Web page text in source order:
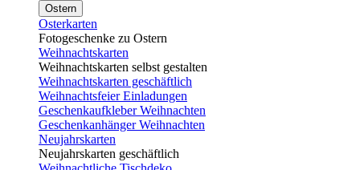
Ostern
Osterkarten
Fotogeschenke zu Ostern
Weihnachtskarten
Weihnachtskarten selbst gestalten
Weihnachtskarten geschäftlich
Weihnachtsfeier Einladungen
Geschenkaufkleber Weihnachten
Geschenkanhänger Weihnachten
Neujahrskarten
Neujahrskarten geschäftlich